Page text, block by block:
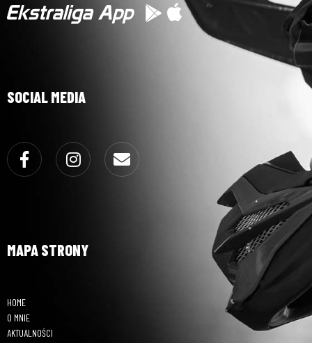
SOCIAL MEDIA
Facebook Instagram
MAPA STRONY
HOME
O MNIE
AKTUALNOŚCI